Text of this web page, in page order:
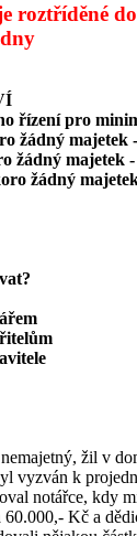
roztříděné
řízení pro
žádný majetek
žádný majetek
žádný
žil v
vyzván k
notářce, kdy
Kč a